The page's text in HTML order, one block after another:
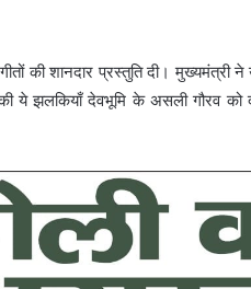
की शानदार प्रस्तुति दी। मुख्यमंत्री
ये झलकियाँ देवभूमि के असली गौरव को